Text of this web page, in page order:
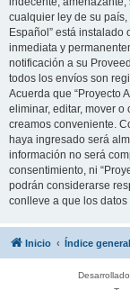
cualquier ley de su
Español” está
inmediata y
notificación a su
todos los envíos son
Acuerda que “Proyecto
eliminar, editar, mover
creamos conveniente.
haya ingresado será
información no será
consentimiento, ni
podrán considerarse
conlleve a que los
Inicio Índice general